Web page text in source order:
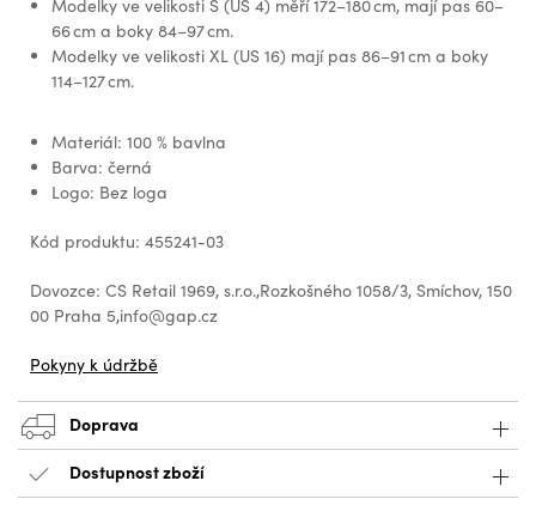
Modelky ve velikosti S (US 4) měří 172–180 cm, mají pas 60–
66 cm a boky 84–97 cm.
Modelky ve velikosti XL (US 16) mají pas 86–91 cm a boky
114–127 cm.
Materiál: 100 % bavlna
Barva: černá
Logo: Bez loga
Kód produktu: 455241-03
Dovozce: CS Retail 1969, s.r.o.,Rozkošného 1058/3, Smíchov, 150
00 Praha 5,info@gap.cz
Pokyny k údržbě
Doprava
Dostupnost zboží